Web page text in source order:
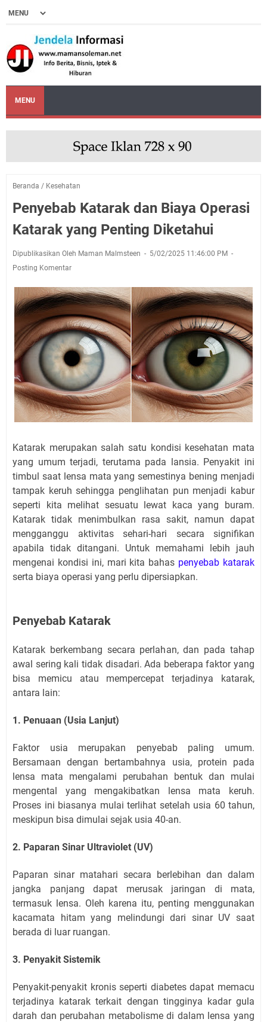
MENU
Beranda / Kesehatan
Penyebab Katarak dan Biaya Operasi
Katarak yang Penting Diketahui
Dipublikasikan Oleh Maman Malmsteen
5/02/2025 11:46:00 PM
Posting Komentar
Katarak merupakan salah satu kondisi kesehatan mata
yang umum terjadi, terutama pada lansia. Penyakit ini
timbul saat lensa mata yang semestinya bening menjadi
tampak keruh sehingga penglihatan pun menjadi kabur
seperti kita melihat sesuatu lewat kaca yang buram.
Katarak tidak menimbulkan rasa sakit, namun dapat
mengganggu aktivitas sehari-hari secara signifikan
apabila tidak ditangani. Untuk memahami lebih jauh
mengenai kondisi ini, mari kita bahas penyebab katarak
serta biaya operasi yang perlu dipersiapkan.
Penyebab Katarak
Katarak berkembang secara perlahan, dan pada tahap
awal sering kali tidak disadari. Ada beberapa faktor yang
bisa memicu atau mempercepat terjadinya katarak,
antara lain:
1. Penuaan (Usia Lanjut)
Faktor usia merupakan penyebab paling umum.
Bersamaan dengan bertambahnya usia, protein pada
lensa mata mengalami perubahan bentuk dan mulai
mengental yang mengakibatkan lensa mata keruh.
Proses ini biasanya mulai terlihat setelah usia 60 tahun,
meskipun bisa dimulai sejak usia 40-an.
2. Paparan Sinar Ultraviolet (UV)
Paparan sinar matahari secara berlebihan dan dalam
jangka panjang dapat merusak jaringan di mata,
termasuk lensa. Oleh karena itu, penting menggunakan
kacamata hitam yang melindungi dari sinar UV saat
berada di luar ruangan.
3. Penyakit Sistemik
Penyakit-penyakit kronis seperti diabetes dapat memacu
terjadinya katarak terkait dengan tingginya kadar gula
darah dan perubahan metabolisme di dalam lensa yang